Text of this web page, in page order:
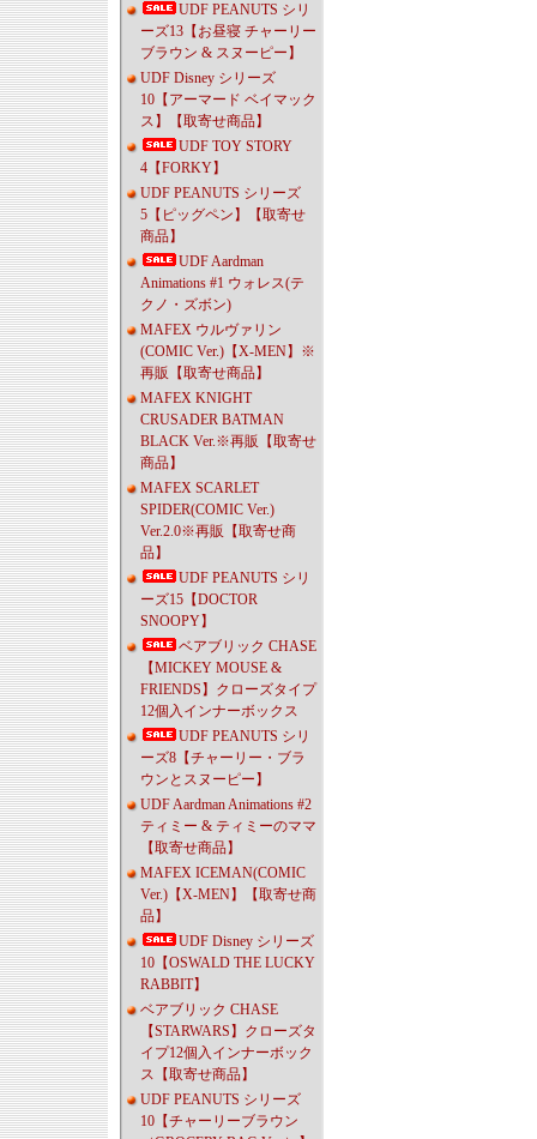
UDF PEANUTS シリ
ーズ13【お昼寝 チャーリー
ブラウン & スヌーピー】
UDF Disney シリーズ
10【アーマード ベイマック
ス】【取寄せ商品】
UDF TOY STORY
4【FORKY】
UDF PEANUTS シリーズ
5【ピッグペン】【取寄せ
商品】
UDF Aardman
Animations #1 ウォレス(テ
クノ・ズボン)
MAFEX ウルヴァリン
(COMIC Ver.)【X-MEN】※
再販【取寄せ商品】
MAFEX KNIGHT
CRUSADER BATMAN
BLACK Ver.※再販【取寄せ
商品】
MAFEX SCARLET
SPIDER(COMIC Ver.)
Ver.2.0※再販【取寄せ商
品】
UDF PEANUTS シリ
ーズ15【DOCTOR
SNOOPY】
ベアブリック CHASE
【MICKEY MOUSE &
FRIENDS】クローズタイプ
12個入インナーボックス
UDF PEANUTS シリ
ーズ8【チャーリー・ブラ
ウンとスヌーピー】
UDF Aardman Animations #2
ティミー & ティミーのママ
【取寄せ商品】
MAFEX ICEMAN(COMIC
Ver.)【X-MEN】【取寄せ商
品】
UDF Disney シリーズ
10【OSWALD THE LUCKY
RABBIT】
ベアブリック CHASE
【STARWARS】クローズタ
イプ12個入インナーボック
ス【取寄せ商品】
UDF PEANUTS シリーズ
10【チャーリーブラウン